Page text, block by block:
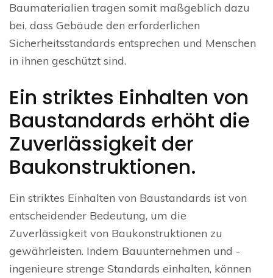
Baumaterialien tragen somit maßgeblich dazu
bei, dass Gebäude den erforderlichen
Sicherheitsstandards entsprechen und Menschen
in ihnen geschützt sind.
Ein striktes Einhalten von
Baustandards erhöht die
Zuverlässigkeit der
Baukonstruktionen.
Ein striktes Einhalten von Baustandards ist von
entscheidender Bedeutung, um die
Zuverlässigkeit von Baukonstruktionen zu
gewährleisten. Indem Bauunternehmen und -
ingenieure strenge Standards einhalten, können